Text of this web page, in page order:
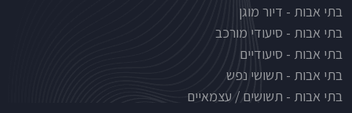
בתי אבות - דיור מוגן
בתי אבות - סיעודי מורכב
בתי אבות - סיעודיים
בתי אבות - תשושי נפש
בתי אבות - תשושים / עצמאיים